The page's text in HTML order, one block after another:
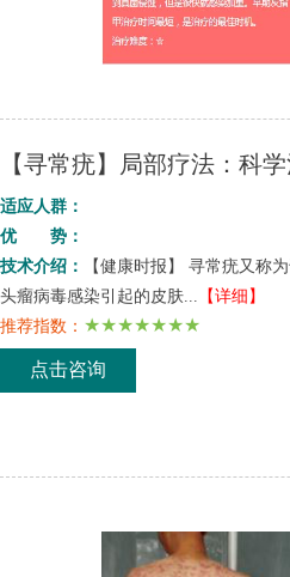
【寻常疣】局部疗法：科
适应人群：
优 势：
技术介绍：
【健康时报】 寻常疣又称
头瘤病毒感染引起的皮肤... 【详细】
推荐指数： ★★★★★★★
点击咨询